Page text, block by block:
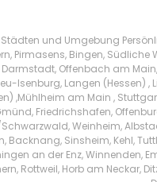
und Umgebung
Pirmasens, Bingen,
Offenbach am
Isenburg, Langen (Hessen)
,Mühlheim am Main ,
Friedrichshafen,
Weinheim,
Backnang, Sinsheim, Kehl,
an der Enz, Winnenden,
Rottweil, Horb am Neckar,